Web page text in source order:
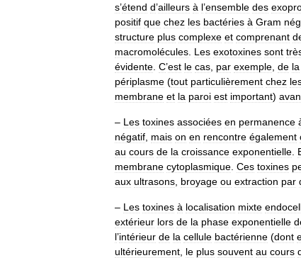
s’étend d’ailleurs à l’ensemble des
positif que chez les bactéries à Gram
structure plus complexe et comprenant
macromolécules Les exotoxines sont
évidente C’est le cas par exemple de la
périplasme (tout particulièrement chez
membrane et la paroi est important)
– Les toxines associées en permanence
négatif mais on en rencontre également
au cours de la croissance exponentielle
membrane cytoplasmique Ces toxines
aux ultrasons broyage ou extraction par
– Les toxines à localisation mixte
extérieur lors de la phase exponentielle
l’intérieur de la cellule bactérienne (dont
ultérieurement le plus souvent au cours